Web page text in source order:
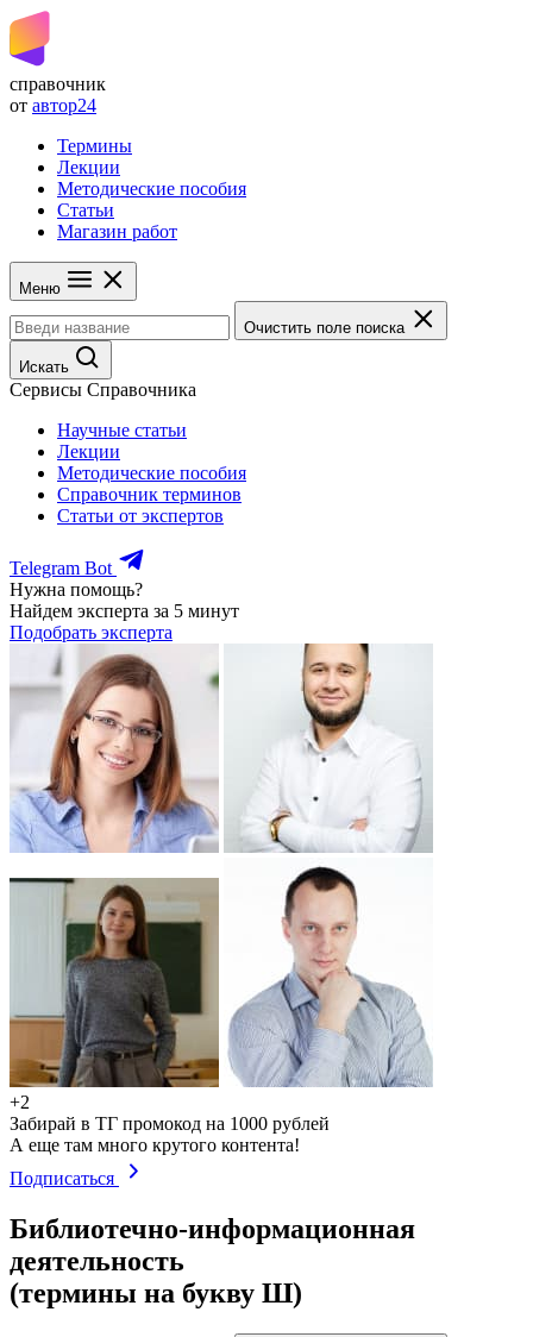
справочник
от автор24
Термины
Лекции
Методические пособия
Статьи
Магазин работ
Меню
Очистить поле поиска
Искать
Сервисы Справочника
Научные статьи
Лекции
Методические пособия
Справочник терминов
Статьи от экспертов
Telegram Bot
Нужна помощь?
Найдем эксперта за 5 минут
Подобрать эксперта
+2
Забирай в ТГ промокод на 1000 рублей
А еще там много крутого контента!
Подписаться
Библиотечно-информационная
деятельность
(термины на букву Ш)